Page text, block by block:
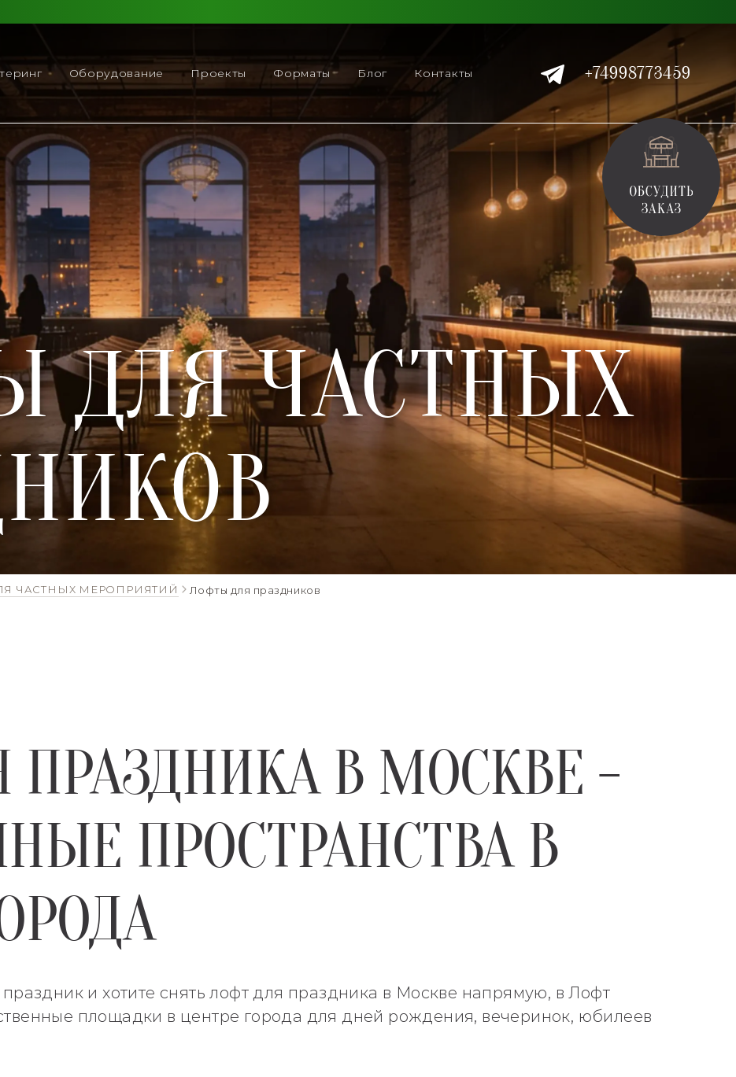
Оборудование Проекты Форматы Блог Контакты +74998773459
ДЛЯ ЧАСТНЫХ
ЧАСТНЫХ МЕРОПРИЯТИЙ Лофты для праздников
ПРАЗДНИКА В МОСКВЕ -
ПРОСТРАНСТВА В
и хотите снять лофт для праздника в Москве напрямую, в Лофт
площадки в центре города для дней рождения, вечеринок, юбилеев